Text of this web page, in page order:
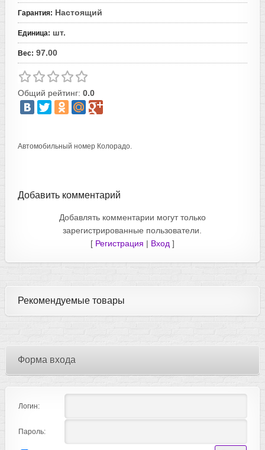
Гарантия: Настоящий
Единица: шт.
Вес: 97.00
Общий рейтинг: 0.0
Автомобильный номер Колорадо.
Добавить комментарий
Добавлять комментарии могут только
зарегистрированные пользователи.
[ Регистрация | Вход ]
Рекомендуемые товары
Форма входа
Логин:
Пароль: